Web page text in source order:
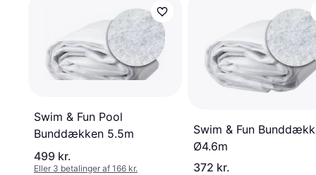
Swim & Fun Pool
Bunddækken 5.5m
499 kr.
Eller 3 betalinger af 166 kr.
Swim & Fun
Ø4.6m
372 kr.